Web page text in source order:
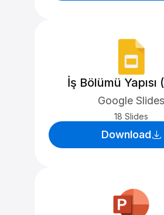
İş Bölümü Yapısı
Google Slides
18 Slides
Download